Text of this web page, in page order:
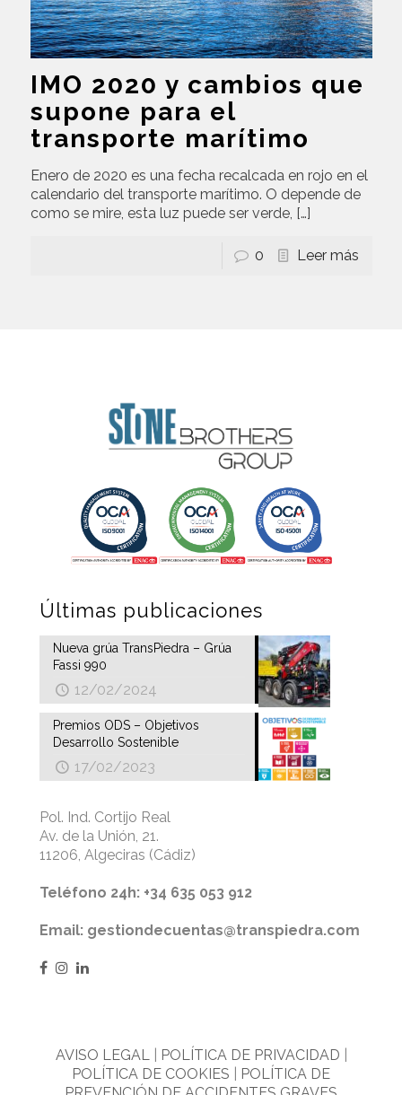
IMO 2020 y cambios que
supone para el
transporte marítimo
Enero de 2020 es una fecha recalcada en rojo en el
calendario del transporte marítimo. O depende de
como se mire, esta luz puede ser verde, […]
0 Leer más
Últimas publicaciones
Nueva grúa TransPiedra – Grúa
Fassi 990
12/02/2024
Premios ODS – Objetivos
Desarrollo Sostenible
17/02/2023
Pol. Ind. Cortijo Real
Av. de la Unión, 21.
11206, Algeciras (Cádiz)
Teléfono 24h: +34 635 053 912
Email: gestiondecuentas@transpiedra.com
AVISO LEGAL POLÍTICA DE PRIVACIDAD
POLÍTICA DE COOKIES
POLÍTICA DE